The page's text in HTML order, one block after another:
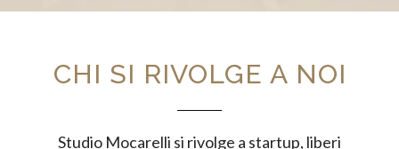
CHI SI RIVOLGE A NOI
Studio Mocarelli si rivolge a startup, liberi